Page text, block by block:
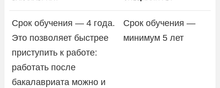
Срок обучения — 4 года.
Это позволяет быстрее
приступить к работе:
работать после
бакалавриата можно и
Срок обучения —
минимум 5 лет